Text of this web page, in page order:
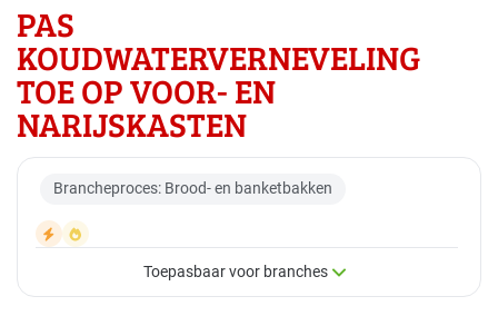
PAS
KOUDWATERVERNEVELING
TOE OP VOOR- EN
NARIJSKASTEN
Brancheproces: Brood- en banketbakken
Toepasbaar voor branches